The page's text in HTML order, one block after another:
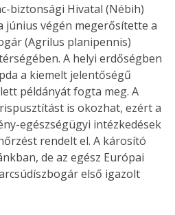
biztonsági Hivatal (Nébih)
június végén megerősítette a
(Agrilus planipennis)
A helyi erdőségben
a kiemelt jelentőségű
példányát fogta meg. A
is okozhat, ezért a
egészségügyi intézkedések
rendelt el. A károsító
de az egész Európai
első igazolt